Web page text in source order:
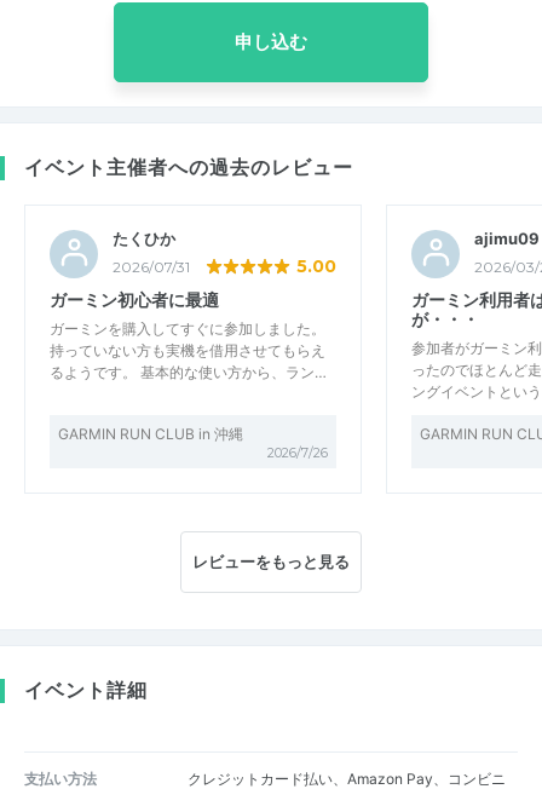
申し込む
イベント主催者への過去のレビュー
たくひか
2026/07/31 5.00
ガーミン初心者に最適
ガーミンを購入してすぐに参加しました。
持っていない方も実機を借用させてもらえ
るようです。 基本的な使い方から、ラン…
GARMIN RUN CLUB in 沖縄
2026/7/26
ajimu09
2026/
ガーミン利用者
が・・・
参加者がガーミン
ったのでほとんど
ングイベントとい
GARMIN RUN
レビューをもっと見る
イベント詳細
支払い方法
クレジットカード払い、Amazon Pay、コンビニ